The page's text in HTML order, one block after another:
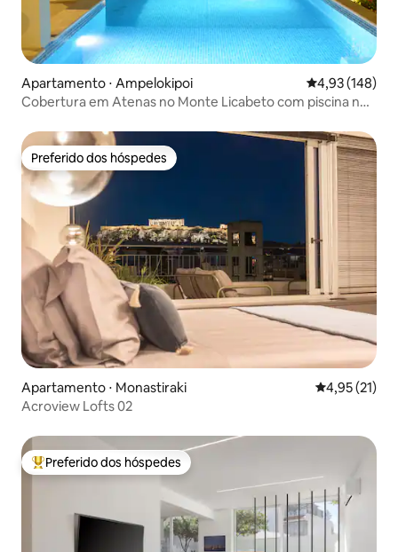
Apartamento ⋅ Ampelokipoi 4,93 de uma
4,93 (148)
Cobertura em Atenas no Monte Licabeto com piscina no
Preferido dos hóspedes
Preferido dos hóspedes
Apartamento ⋅ Monastiraki 4,95 de uma
4,95 (21)
Acroview Lofts 02
Entre os melhores preferidos dos hóspedes
Preferido dos hóspedes